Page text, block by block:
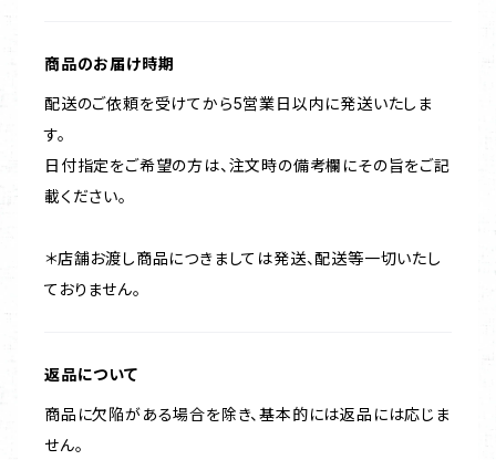
商品のお届け時期
配送のご依頼を受けてから5営業日以内に発送いたしま
す。
日付指定をご希望の方は、注文時の備考欄にその旨をご記
載ください。
＊店舗お渡し商品につきましては発送、配送等一切いたし
ておりません。
返品について
商品に欠陥がある場合を除き、基本的には返品には応じま
せん。